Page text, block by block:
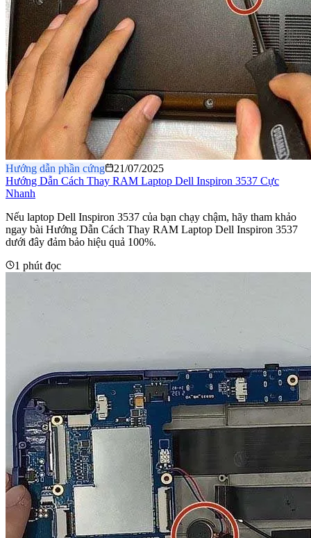
Hướng dẫn phần cứng
21/07/2025
Hướng Dẫn Cách Thay RAM Laptop Dell Inspiron 3537 Cực
Nhanh
Nếu laptop Dell Inspiron 3537 của bạn chạy chậm, hãy tham khảo
ngay bài Hướng Dẫn Cách Thay RAM Laptop Dell Inspiron 3537
dưới đây đảm bảo hiệu quả 100%.
1 phút đọc